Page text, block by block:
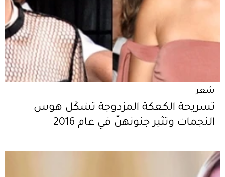
شعر
تسريحة الكعكة المزدوجة تشكّل هوس
النجمات وتثير جنونهنّ في عام 2016